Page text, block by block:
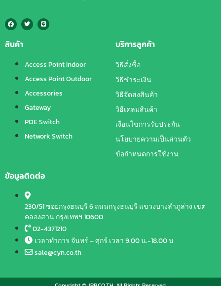
สินค้า
Access Point Indoor
Access Point Outdoor
Accessories
Gateway
POE Switch
Network Switch
บริการลูกค้า
วิธีสั่งซื้อ
วิธีชำระเงิน
วิธีจัดส่งสินค้า
วิธีเคลมสินค้า
เงื่อนไขการรับประกัน
นโยบายความเป็นส่วนตัว
ข้อกำหนดการใช้งาน
ข้อมูลติดต่อ
230/51 ซอยกรุงธนบุรี 6 ถนนกรุงธนบุรี แขวงบางลำภูล่าง เขต
คลองสาน กรุงเทพฯ 10600
02-4371210
เวลาทำการ จันทร์ – ศุกร์ เวลา 9.00 น.-18.00 น
sale@cyn.co.th